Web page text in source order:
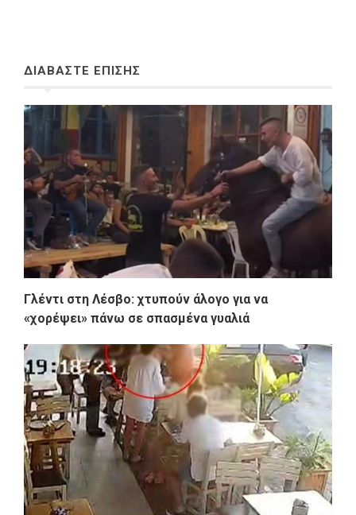
ΔΙΑΒΑΣΤΕ ΕΠΙΣΗΣ
Γλέντι στη Λέσβο: χτυπούν άλογο για να
«χορέψει» πάνω σε σπασμένα γυαλιά